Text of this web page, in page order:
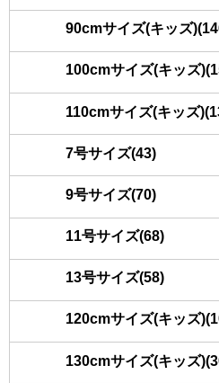
90cmサイズ(キッズ
100cmサイズ(キッズ
110cmサイズ(キッズ
7号サイズ(43)
9号サイズ(70)
11号サイズ(68)
13号サイズ(58)
120cmサイズ(キッズ
130cmサイズ(キッズ